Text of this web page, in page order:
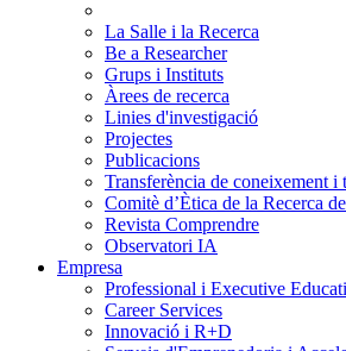
La Salle i la Recerca
Be a Researcher
Grups i Instituts
Àrees de recerca
Linies d'investigació
Projectes
Publicacions
Transferència de coneixement i
Comitè d’Ètica de la Recerca
Revista Comprendre
Observatori IA
Empresa
Professional i Executive
Career Services
Innovació i R+D